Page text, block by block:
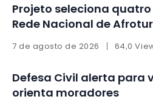
Projeto seleciona
Rede Nacional de
7 de agosto de 2026 64,0
Defesa Civil alerta para
orienta moradores